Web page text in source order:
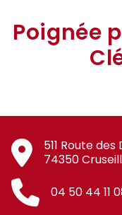
Poignée
511 Route
74350
04 50 44 11